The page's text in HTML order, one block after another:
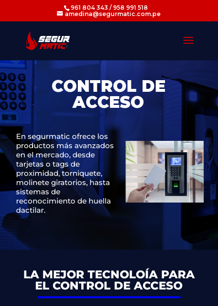
961 804 343 / 958 991 518
amedina@segurmatic.com.pe
CONTROL DE
ACCESO
En segurmatic ofrece los
productos más avanzados
en el mercado, desde
tarjetas o tags de
proximidad, torniquete,
molinete giratorios, hasta
sistemas de
reconocimiento de huella
dactilar.
LA MEJOR TECNOLOÍA PARA
EL CONTROL DE ACCESO